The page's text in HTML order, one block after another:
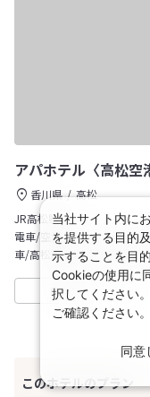
アパホテル〈高松空
香川県
高松
JR高松駅：
電車/空港リムジンバス(有
車/高松西IC／高松中央IC～
日本旅行 収集中
当社サイト内に
を提供する目的
示することを目
Cookieの使用に
択してください
ご確認ください。
同意